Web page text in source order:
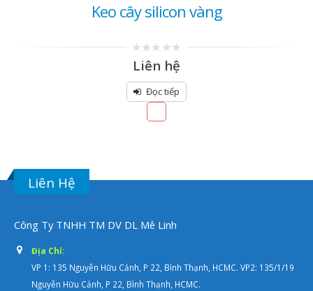
Keo cây silicon vàng
outLiên hệ
Đọc tiếp
Liên Hệ
Công Ty TNHH TM DV DL Mê Linh
Địa Chỉ:
VP 1: 135 Nguyễn Hữu Cảnh, P 22, Bình Thạnh, HCMC. VP2: 135/1/19
Nguyễn Hữu Cảnh, P 22, Bình Thạnh, HCMC.